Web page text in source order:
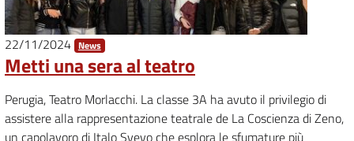
22/11/2024 News
Metti una sera al teatro
Perugia, Teatro Morlacchi. La classe 3A ha avuto il privilegio di
assistere alla rappresentazione teatrale de La Coscienza di Zeno,
un capolavoro di Italo Svevo che esplora le sfumature più